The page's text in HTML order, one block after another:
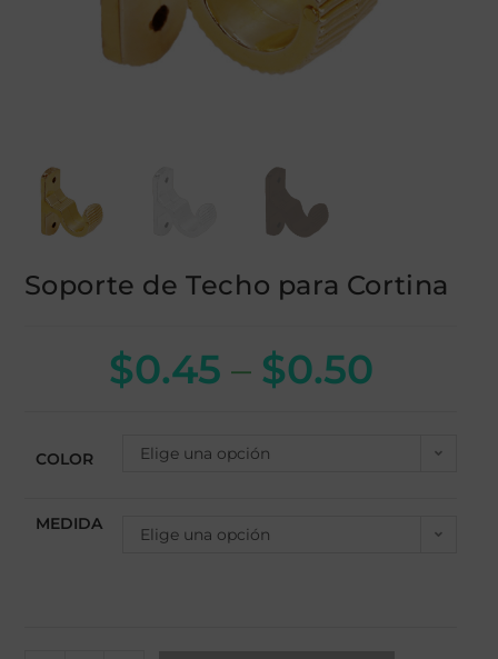
Soporte de Techo para Cortina
$0.45 – $0.50
COLOR Elige una opción
MEDIDA
Elige una opción